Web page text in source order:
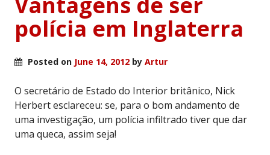
polícia em Inglaterra
Posted on June 14, 2012 by Artur
O secretário de Estado do Interior britânico, Nick
Herbert esclareceu: se, para o bom andamento de
uma investigação, um polícia infiltrado tiver que dar
uma queca, assim seja!